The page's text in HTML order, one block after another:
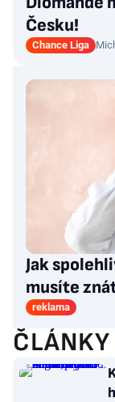
Česku!
Chance Liga
Jak
musíte
reklama